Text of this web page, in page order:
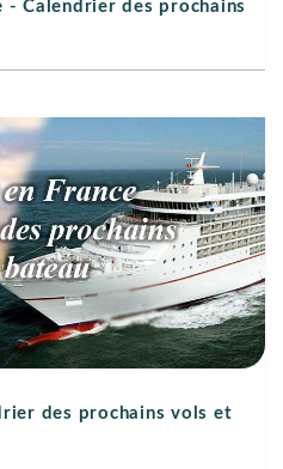
- Calendrier des prochains
des prochains vols et